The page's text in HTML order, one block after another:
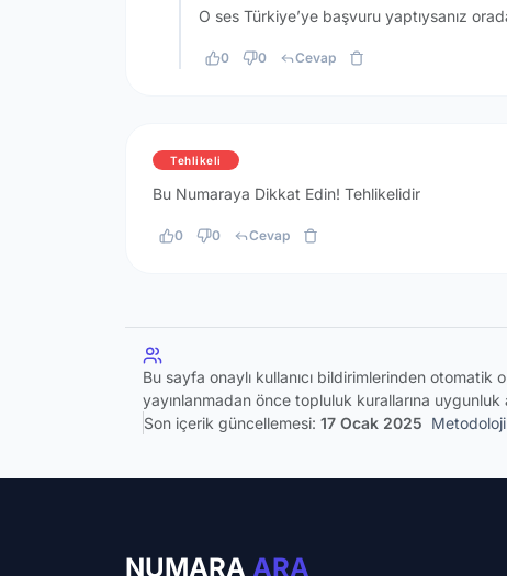
O ses Türkiye’ye başvuru yaptıysanız
0 0 Cevap
Tehlikeli
Bu Numaraya Dikkat Edin! Tehlikelidir
0 0 Cevap
Bu sayfa onaylı kullanıcı bildirimlerinden otomatik
yayınlanmadan önce topluluk kurallarına uygunluk
Son içerik güncellemesi: 17 Ocak 2025 Metodoloji
NUMARA ARA